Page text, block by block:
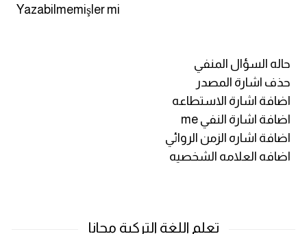
Yazabilmemişler mi
حاله السؤال المنفي
حذف اشارة المصدر
اضافة اشارة الاستطاعه
اضافة اشارة النفي me
اضافة اشاره الزمن الروائي
اضافه العلامه الشخصيه